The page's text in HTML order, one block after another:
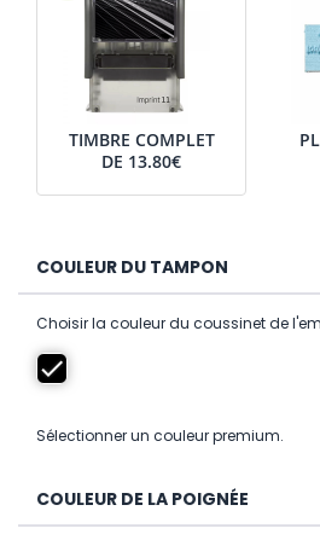
TIMBRE COMPLET
DE 13.80€
COULEUR DU TAMPON
Choisir la couleur du coussinet de
Sélectionner un couleur premium.
COULEUR DE LA POIGNÉE